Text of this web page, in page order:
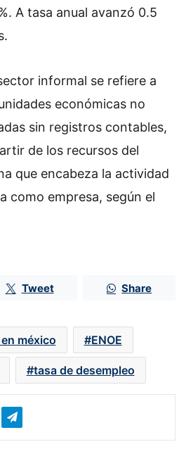
A tasa anual avanzó 0.5
informal se refiere a
económicas no
sin registros contables,
de los recursos del
que encabeza la actividad
como empresa, según el
Tweet Share
méxico ENOE
tasa de desempleo